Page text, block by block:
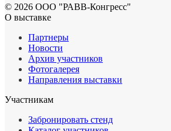
© 2026 ООО "РАВВ-Конгресс"
О выставке
Партнеры
Новости
Архив участников
Фотогалерея
Направления выставки
Участникам
Забронировать стенд